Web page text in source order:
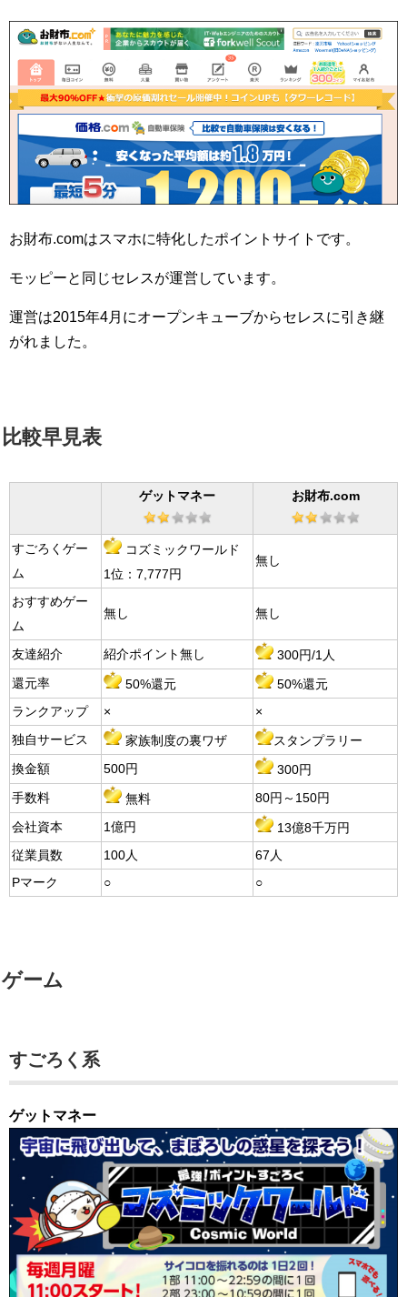
お財布.comはスマホに特化したポイントサイトです。
モッピーと同じセレスが運営しています。
運営は2015年4月にオープンキューブからセレスに引き継
がれました。
比較早見表
ゲットマネー お財布.com
すごろくゲー
ム
コズミックワールド
1位：7,777円
無し
おすすめゲー
ム
無し 無し
友達紹介 紹介ポイント無し 300円/1人
還元率 50%還元
50%還元
ランクアップ
× ×
独自サービス 家族制度の裏ワザ スタンプラリー
換金額 500円 300円
手数料 無料 80円～150円
会社資本 1億円
13億8千万円
従業員数
100人
67人
Pマーク
○ ○
ゲーム
すごろく系
ゲットマネー